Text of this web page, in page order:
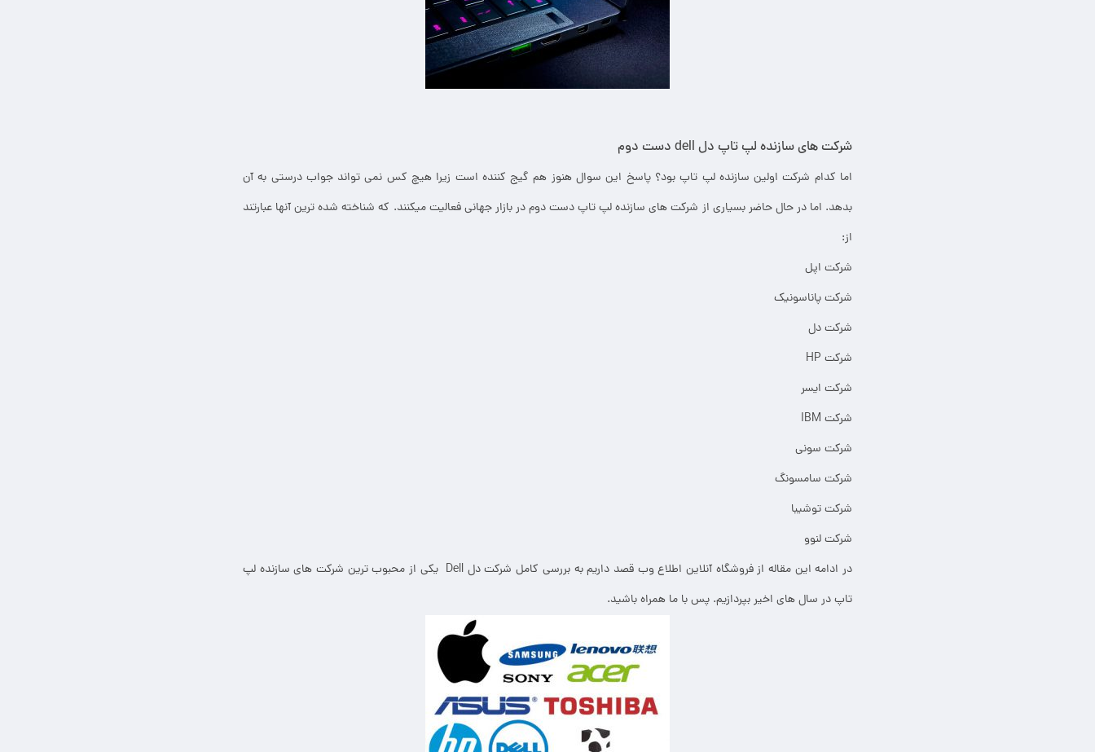
شرکت های سازنده لپ تاپ دل dell دست دوم
اما کدام شرکت اولین سازنده لپ تاپ بود؟ پاسخ این سوال هنوز هم گیج کننده است زیرا هیچ کس نمی تواند جواب درستی به آن
بدهد. اما در حال حاضر بسیاری از شرکت های سازنده لپ تاپ دست دوم در بازار جهانی فعالیت میکنند. که شناخته شده ترین آنها عبارتند
از:
شرکت اپل
شرکت پاناسونیک
شرکت دل
شرکت HP
شرکت ایسر
شرکت IBM
شرکت سونی
شرکت سامسونگ
شرکت توشیبا
شرکت لنوو
در ادامه این مقاله از فروشگاه آنلاین اطلاع وب قصد داریم به بررسی کامل شرکت دل Dell یکی از محبوب ترین شرکت های سازنده لپ
تاپ در سال های اخیر بپردازیم. پس با ما همراه باشید.